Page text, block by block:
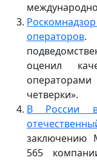
операторов.
оценил
четверки».
В России
заключению
565